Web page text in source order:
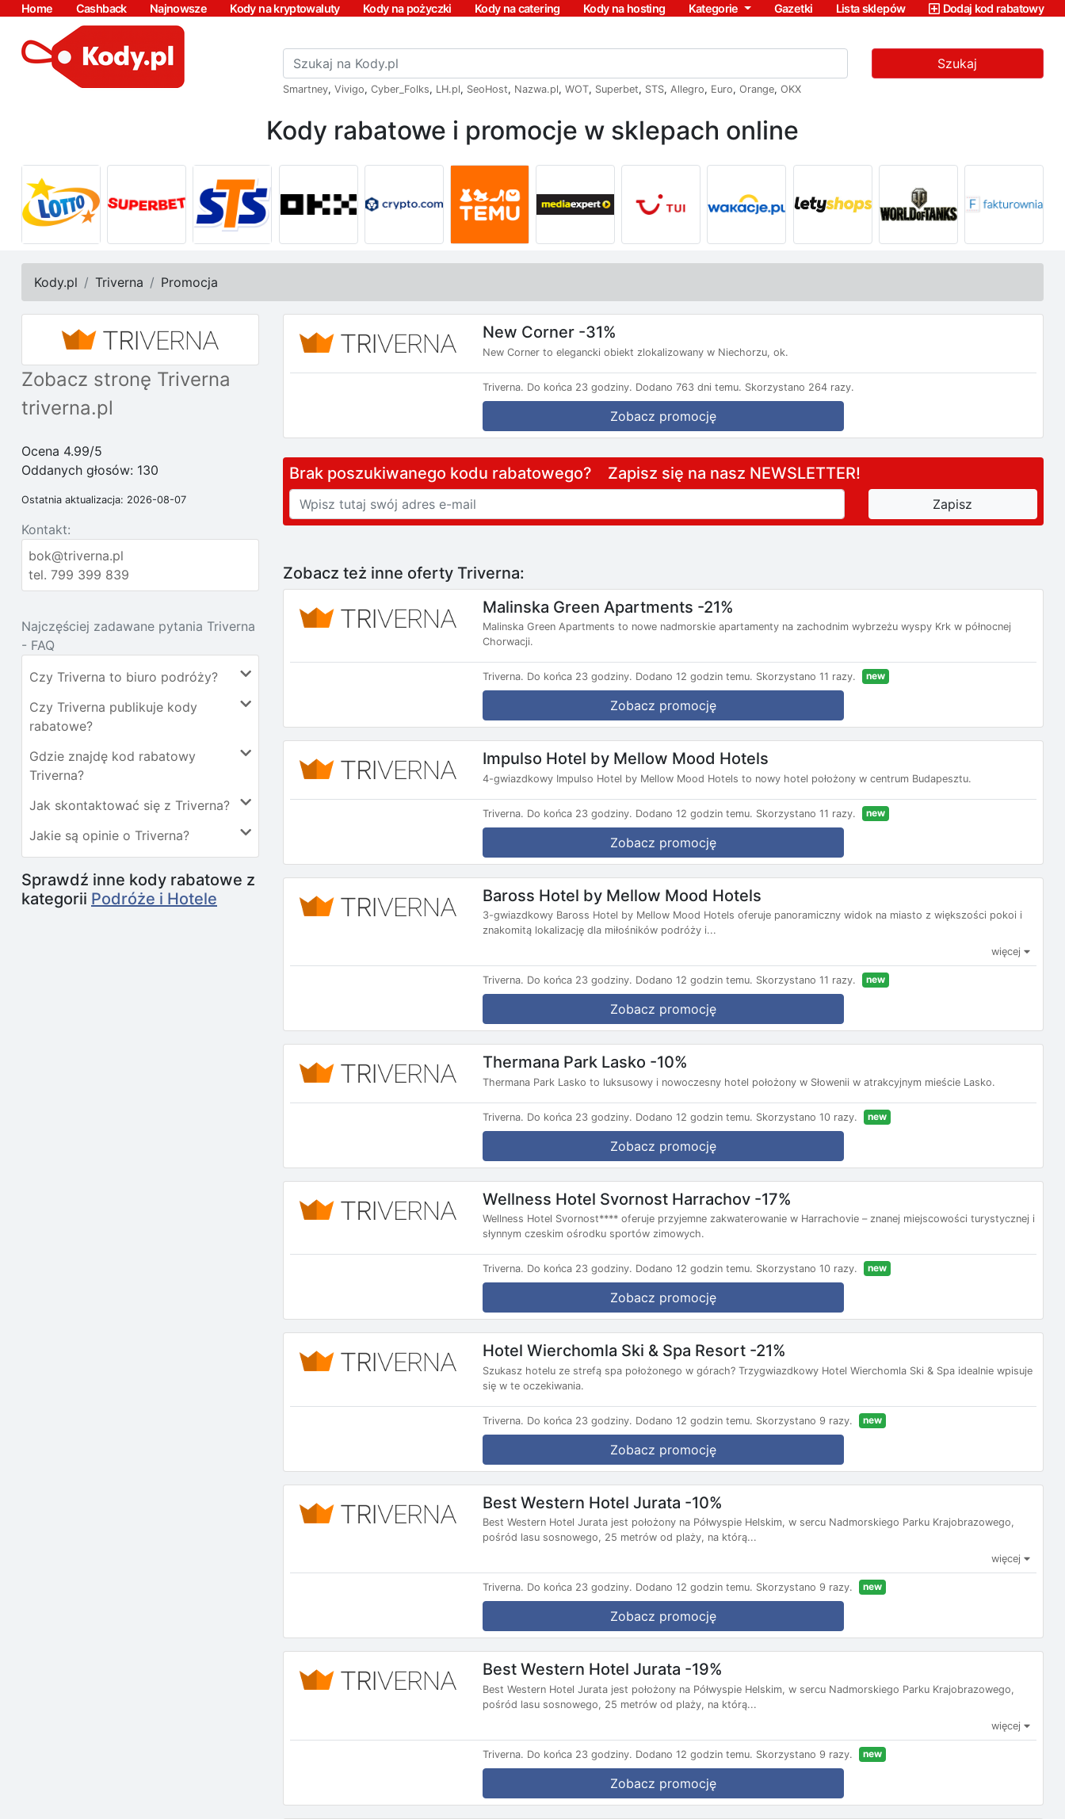
Home Cashback Najnowsze Kody na kryptowaluty Kody na pożyczki Kody na catering Kody na hosting Kategorie Gazetki Lista sklepów Dodaj kod rabatowy
Szukaj
Smartney, Vivigo, Cyber_Folks, LH.pl, SeoHost, Nazwa.pl, WOT, Superbet, STS, Allegro, Euro, Orange, OKX
Kody rabatowe i promocje w sklepach online
Kody.pl Triverna Promocja
Zobacz stronę Triverna
triverna.pl
Ocena 4.99/5
Oddanych głosów: 130
Ostatnia aktualizacja: 2026-08-07
Kontakt:
bok@triverna.pl
tel. 799 399 839
Najczęściej zadawane pytania Triverna
- FAQ
Czy Triverna to biuro podróży?
Czy Triverna publikuje kody
rabatowe?
Gdzie znajdę kod rabatowy
Triverna?
Jak skontaktować się z Triverna?
Jakie są opinie o Triverna?
Sprawdź inne kody rabatowe z
kategorii Podróże i Hotele
New Corner -31%
New Corner to elegancki obiekt zlokalizowany w Niechorzu, ok.
Triverna. Do końca 23 godziny. Dodano 763 dni temu. Skorzystano 264 razy.
Zobacz promocję
Brak poszukiwanego kodu rabatowego? Zapisz się na nasz NEWSLETTER!
Zobacz też inne oferty Triverna:
Malinska Green Apartments -21%
Malinska Green Apartments to nowe nadmorskie apartamenty na zachodnim wybrzeżu wyspy Krk w północnej
Chorwacji.
Triverna. Do końca 23 godziny. Dodano 12 godzin temu. Skorzystano 11 razy. new
Zobacz promocję
Impulso Hotel by Mellow Mood Hotels
4-gwiazdkowy Impulso Hotel by Mellow Mood Hotels to nowy hotel położony w centrum Budapesztu.
Triverna. Do końca 23 godziny. Dodano 12 godzin temu. Skorzystano 11 razy. new
Zobacz promocję
Baross Hotel by Mellow Mood Hotels
3-gwiazdkowy Baross Hotel by Mellow Mood Hotels oferuje panoramiczny widok na miasto z większości pokoi i
znakomitą lokalizację dla miłośników podróży i...
więcej
Triverna. Do końca 23 godziny. Dodano 12 godzin temu. Skorzystano 11 razy. new
Zobacz promocję
Thermana Park Lasko -10%
Thermana Park Lasko to luksusowy i nowoczesny hotel położony w Słowenii w atrakcyjnym mieście Lasko.
Triverna. Do końca 23 godziny. Dodano 12 godzin temu. Skorzystano 10 razy. new
Zobacz promocję
Wellness Hotel Svornost Harrachov -17%
Wellness Hotel Svornost**** oferuje przyjemne zakwaterowanie w Harrachovie – znanej miejscowości turystycznej i
słynnym czeskim ośrodku sportów zimowych.
Triverna. Do końca 23 godziny. Dodano 12 godzin temu. Skorzystano 10 razy. new
Zobacz promocję
Hotel Wierchomla Ski & Spa Resort -21%
Szukasz hotelu ze strefą spa położonego w górach? Trzygwiazdkowy Hotel Wierchomla Ski & Spa idealnie wpisuje
się w te oczekiwania.
Triverna. Do końca 23 godziny. Dodano 12 godzin temu. Skorzystano 9 razy. new
Zobacz promocję
Best Western Hotel Jurata -10%
Best Western Hotel Jurata jest położony na Półwyspie Helskim, w sercu Nadmorskiego Parku Krajobrazowego,
pośród lasu sosnowego, 25 metrów od plaży, na którą...
więcej
Triverna. Do końca 23 godziny. Dodano 12 godzin temu. Skorzystano 9 razy. new
Zobacz promocję
Best Western Hotel Jurata -19%
Best Western Hotel Jurata jest położony na Półwyspie Helskim, w sercu Nadmorskiego Parku Krajobrazowego,
pośród lasu sosnowego, 25 metrów od plaży, na którą...
więcej
Triverna. Do końca 23 godziny. Dodano 12 godzin temu. Skorzystano 9 razy. new
Zobacz promocję